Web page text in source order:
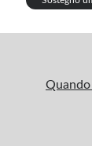
Quando